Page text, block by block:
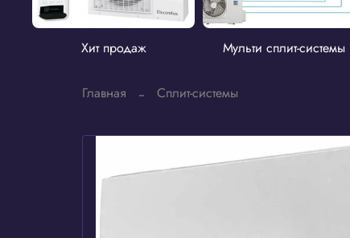
Хит продаж Мульти сплит-системы
Главная Сплит-системы